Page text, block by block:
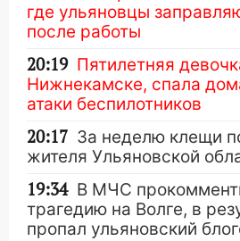
где ульяновцы
после работы
20:19 Пятилетняя
Нижнекамске, спала
атаки беспилотников
20:17 За неделю клещи
жителя Ульяновской
19:34 В МЧС
трагедию на Волге, в
пропал ульяновский